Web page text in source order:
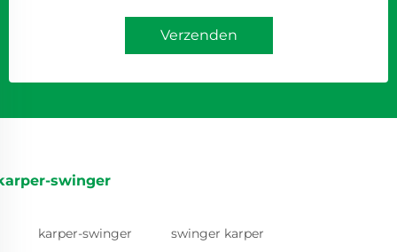
Verzenden
swinger
karper-swinger swinger karper